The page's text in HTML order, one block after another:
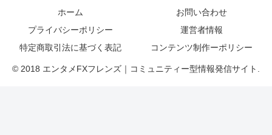
ホーム
お問い合わせ
プライバシーポリシー
運営者情報
特定商取引法に基づく表記
コンテンツ制作ーポリシー
© 2018 エンタメFXフレンズ｜コミュニティー型情報発信サイト.